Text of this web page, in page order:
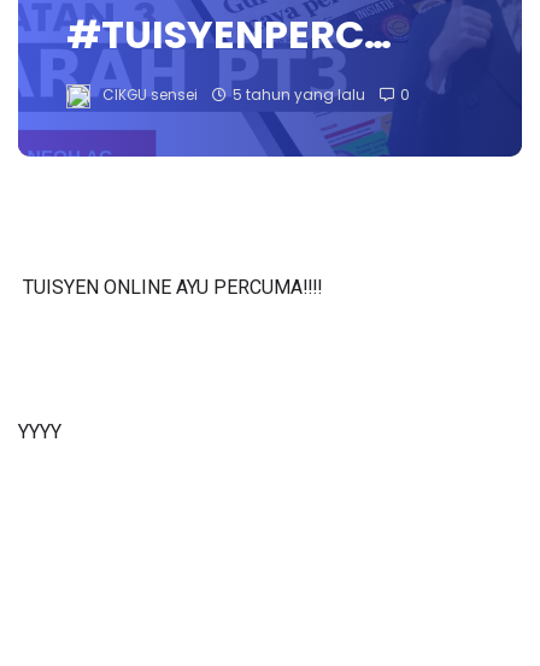
#TUISYENPERC…
CIKGU sensei 5 tahun yang lalu 0
TUISYEN ONLINE AYU PERCUMA‼️‼️
YYYY